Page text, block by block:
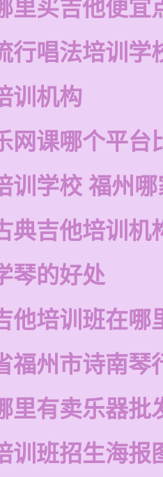
里买吉他便宜
行唱法培训学
训机构
网课哪个平台
训学校 福州
典吉他培训机
琴的好处
他培训班在哪
福州市诗南琴
里有卖乐器批
训班招生海报